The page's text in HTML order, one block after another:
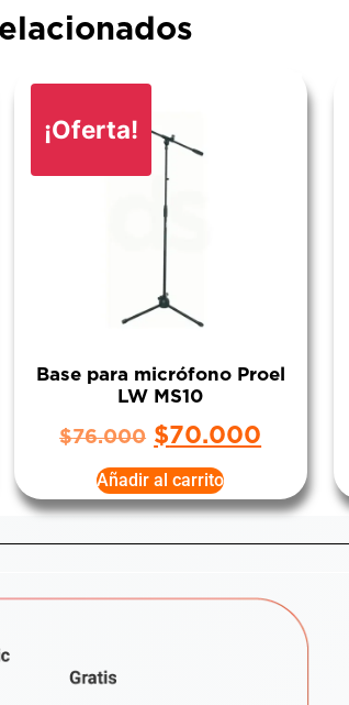
¡Oferta!
Base para micrófono Proel
LW MS10
$76.000 $70.000
Añadir al carrito